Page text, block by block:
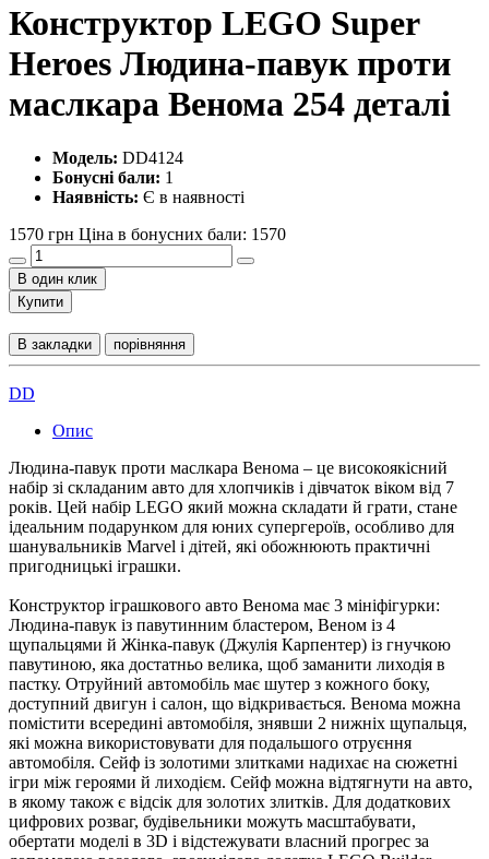
Конструктор LEGO Super
Heroes Людина-павук проти
маслкара Венома 254 деталі
Модель: DD4124
Бонусні бали: 1
Наявність: Є в наявності
1570 грн Ціна в бонусних бали: 1570
В один клик
Купити
В закладки порівняння
DD
Опис
Людина-павук проти маслкара Венома – це високоякісний
набір зі складаним авто для хлопчиків і дівчаток віком від 7
років. Цей набір LEGO який можна складати й грати, стане
ідеальним подарунком для юних супергероїв, особливо для
шанувальників Marvel і дітей, які обожнюють практичні
пригодницькі іграшки.
Конструктор іграшкового авто Венома має 3 мініфігурки:
Людина-павук із павутинним бластером, Веном із 4
щупальцями й Жінка-павук (Джулія Карпентер) із гнучкою
павутиною, яка достатньо велика, щоб заманити лиходія в
пастку. Отруйний автомобіль має шутер з кожного боку,
доступний двигун і салон, що відкривається. Венома можна
помістити всередині автомобіля, знявши 2 нижніх щупальця,
які можна використовувати для подальшого отруєння
автомобіля. Сейф із золотими злитками надихає на сюжетні
ігри між героями й лиходієм. Сейф можна відтягнути на авто,
в якому також є відсік для золотих злитків. Для додаткових
цифрових розваг, будівельники можуть масштабувати,
обертати моделі в 3D і відстежувати власний прогрес за